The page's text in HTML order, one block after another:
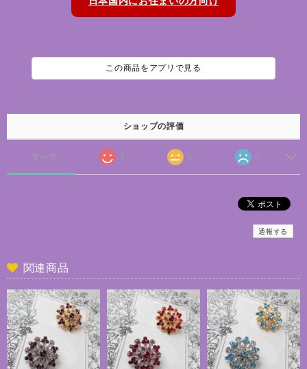
この商品をアプリで見る
ショップの評価
すべて 3 0 0
通報する
関連商品